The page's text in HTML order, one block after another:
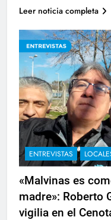
Leer noticia completa
ENTREVISTAS
«Malvinas es
madre»: Roberto
vigilia en el